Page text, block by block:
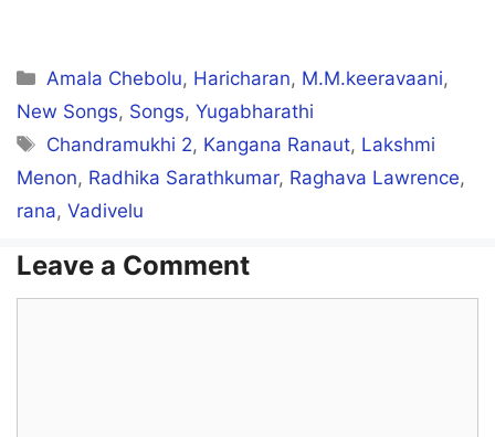
Categories
Amala Chebolu, Haricharan, M.M.keeravaani,
New Songs, Songs, Yugabharathi
Tags
Chandramukhi 2, Kangana Ranaut, Lakshmi
Menon, Radhika Sarathkumar, Raghava Lawrence,
rana, Vadivelu
Leave a Comment